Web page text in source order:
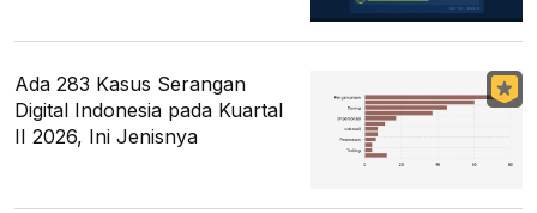
Ada 283 Kasus Serangan
Digital Indonesia pada Kuartal
II 2026, Ini Jenisnya